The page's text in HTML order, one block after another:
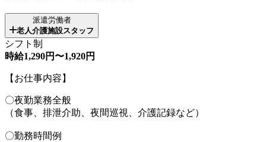
派遣労働者
老人介護施設スタッフ
シフト制
時給1,290円〜1,920円
【お仕事内容】
〇夜勤業務全般
（食事、排泄介助、夜間巡視、介護記録など）
〇勤務時間例